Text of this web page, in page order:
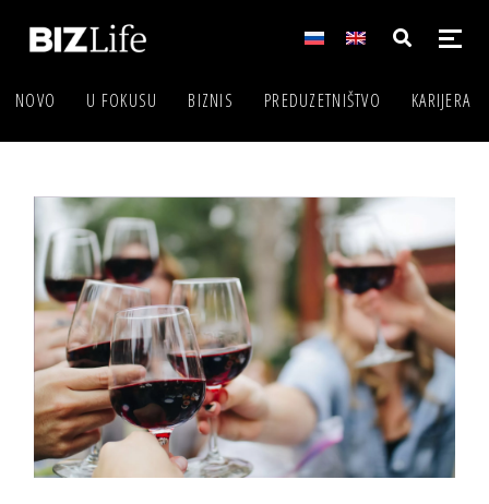
NOVO U FOKUSU BIZNIS PREDUZETNIŠTVO KARIJERA